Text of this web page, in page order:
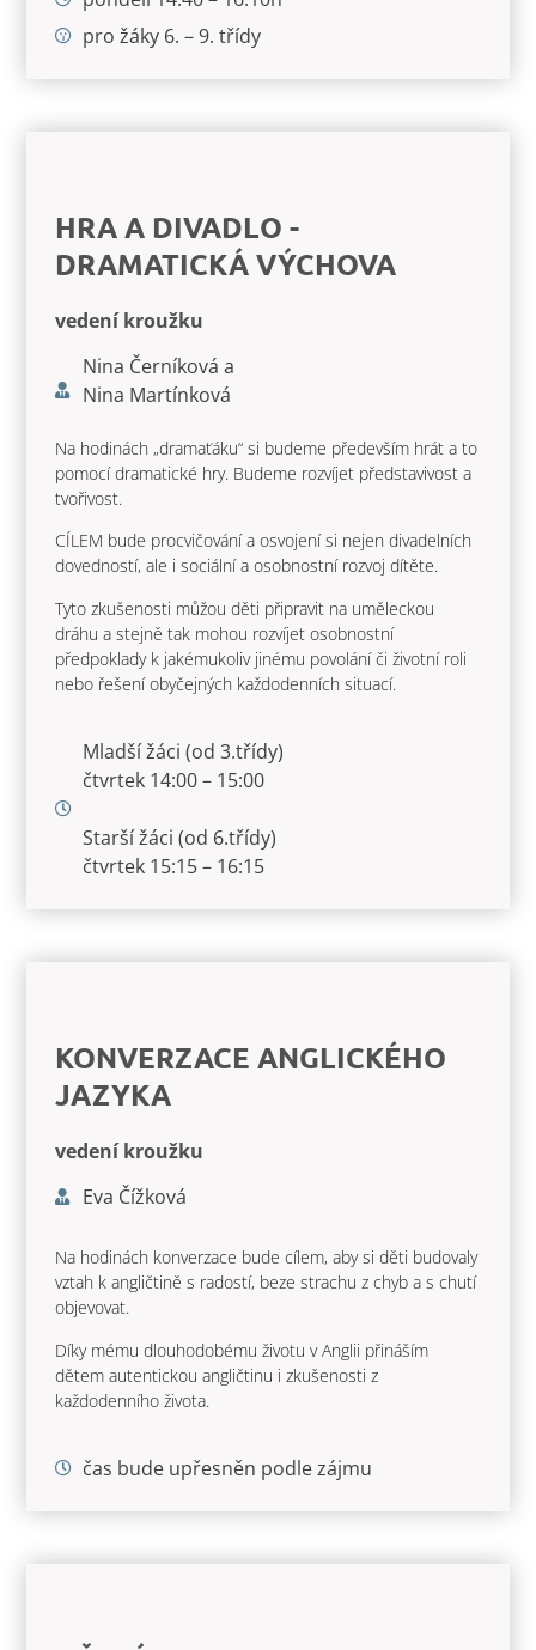
pro žáky 6. – 9. třídy
HRA A DIVADLO -
DRAMATICKÁ VÝCHOVA
vedení kroužku
Nina Černíková a
Nina Martínková
Na hodinách „dramaťáku“ si budeme především hrát a to
pomocí dramatické hry. Budeme rozvíjet představivost a
tvořivost.
CÍLEM bude procvičování a osvojení si nejen divadelních
dovedností, ale i sociální a osobnostní rozvoj dítěte.
Tyto zkušenosti můžou děti připravit na uměleckou
dráhu a stejně tak mohou rozvíjet osobnostní
předpoklady k jakémukoliv jinému povolání či životní roli
nebo řešení obyčejných každodenních situací.
Mladší žáci (od 3.třídy)
čtvrtek 14:00 – 15:00
Starší žáci (od 6.třídy)
čtvrtek 15:15 – 16:15
KONVERZACE ANGLICKÉHO
JAZYKA
vedení kroužku
Eva Čížková
Na hodinách konverzace bude cílem, aby si děti budovaly
vztah k angličtině s radostí, beze strachu z chyb a s chutí
objevovat.
Díky mému dlouhodobému životu v Anglii přináším
dětem autentickou angličtinu i zkušenosti z
každodenního života.
čas bude upřesněn podle zájmu